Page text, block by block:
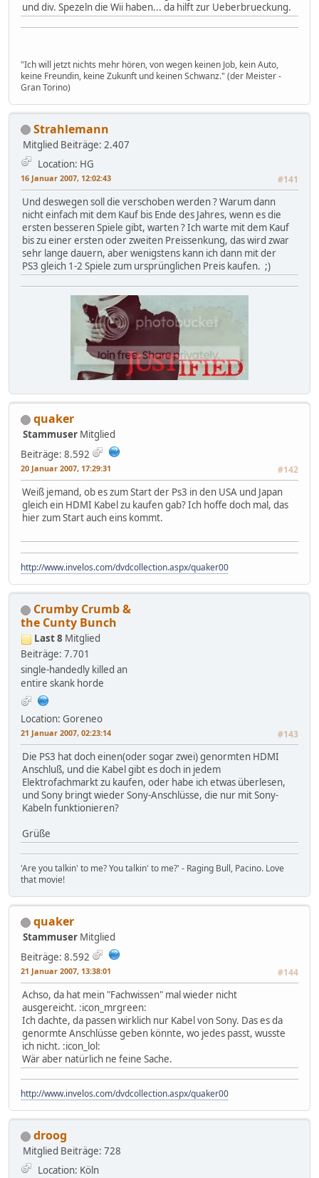
und div. Spezeln die Wii haben... da hilft zur Ueberbrueckung.
"Ich will jetzt nichts mehr hören, von wegen keinen Job, kein Auto,
keine Freundin, keine Zukunft und keinen Schwanz." (der Meister -
Gran Torino)
Strahlemann
Mitglied Beiträge: 2.407
Location: HG
16 Januar 2007, 12:02:43 #141
Und deswegen soll die verschoben werden ? Warum dann
nicht einfach mit dem Kauf bis Ende des Jahres, wenn es die
ersten besseren Spiele gibt, warten ? Ich warte mit dem Kauf
bis zu einer ersten oder zweiten Preissenkung, das wird zwar
sehr lange dauern, aber wenigstens kann ich dann mit der
PS3 gleich 1-2 Spiele zum ursprünglichen Preis kaufen. ;)
quaker
Stammuser Mitglied
Beiträge: 8.592
20 Januar 2007, 17:29:31 #142
Weiß jemand, ob es zum Start der Ps3 in den USA und Japan
gleich ein HDMI Kabel zu kaufen gab? Ich hoffe doch mal, das
hier zum Start auch eins kommt.
http://www.invelos.com/dvdcollection.aspx/quaker00
Crumby Crumb &
the Cunty Bunch
Last 8 Mitglied
Beiträge: 7.701
single-handedly killed an
entire skank horde
Location: Goreneo
21 Januar 2007, 02:23:14 #143
Die PS3 hat doch einen(oder sogar zwei) genormten HDMI
Anschluß, und die Kabel gibt es doch in jedem
Elektrofachmarkt zu kaufen, oder habe ich etwas überlesen,
und Sony bringt wieder Sony-Anschlüsse, die nur mit Sony-
Kabeln funktionieren?
Grüße
'Are you talkin' to me? You talkin' to me?' - Raging Bull, Pacino. Love
that movie!
quaker
Stammuser Mitglied
Beiträge: 8.592
21 Januar 2007, 13:38:01 #144
Achso, da hat mein "Fachwissen" mal wieder nicht
ausgereicht. :icon_mrgreen:
Ich dachte, da passen wirklich nur Kabel von Sony. Das es da
genormte Anschlüsse geben könnte, wo jedes passt, wusste
ich nicht. :icon_lol:
Wär aber natürlich ne feine Sache.
http://www.invelos.com/dvdcollection.aspx/quaker00
droog
Mitglied Beiträge: 728
Location: Köln